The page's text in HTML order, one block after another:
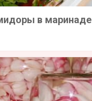
в маринаде